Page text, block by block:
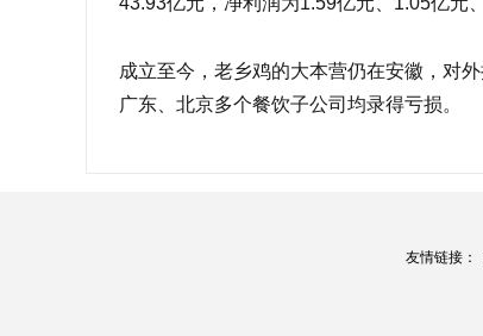
成立至今，老乡鸡的大本营仍在安徽，对
广东、北京多个餐饮子公司均录得亏损。
友情链接：